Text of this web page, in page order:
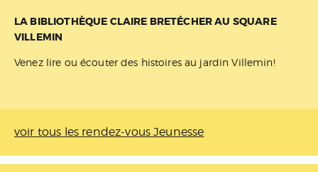
LA BIBLIOTHÈQUE CLAIRE BRETÉCHER AU SQUARE
VILLEMIN
Venez lire ou écouter des histoires au jardin Villemin!
voir tous les rendez-vous Jeunesse